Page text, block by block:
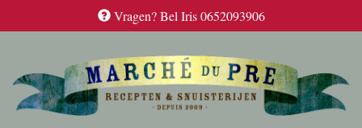
Vragen? Bel Iris 0652093906